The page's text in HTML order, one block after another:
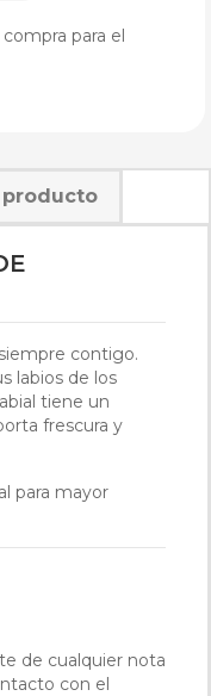
para el
contigo.
labios de los
tiene un
frescura y
para mayor
de cualquier nota
con el